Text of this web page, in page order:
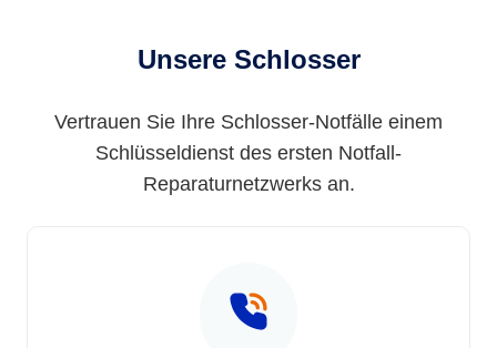
Unsere Schlosser
Vertrauen Sie Ihre Schlosser-Notfälle einem
Schlüsseldienst des ersten Notfall-
Reparaturnetzwerks an.